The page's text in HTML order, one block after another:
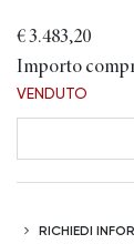
€ 3.483,20
Importo
VENDUTO
RICHIEDI